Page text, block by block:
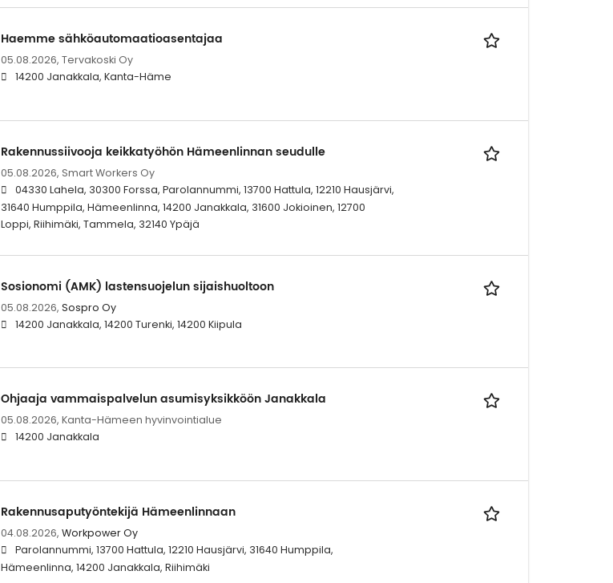
Haemme sähköautomaatioasentajaa
05.08.2026, Tervakoski Oy
14200 Janakkala, Kanta-Häme
Rakennussiivooja keikkatyöhön Hämeenlinnan seudulle
05.08.2026, Smart Workers Oy
04330 Lahela, 30300 Forssa, Parolannummi, 13700 Hattula, 12210 Hausjärvi,
31640 Humppila, Hämeenlinna, 14200 Janakkala, 31600 Jokioinen, 12700
Loppi, Riihimäki, Tammela, 32140 Ypäjä
Sosionomi (AMK) lastensuojelun sijaishuoltoon
05.08.2026, Sospro Oy
14200 Janakkala, 14200 Turenki, 14200 Kiipula
Ohjaaja vammaispalvelun asumisyksikköön Janakkala
05.08.2026, Kanta-Hämeen hyvinvointialue
14200 Janakkala
Rakennusaputyöntekijä Hämeenlinnaan
04.08.2026, Workpower Oy
Parolannummi, 13700 Hattula, 12210 Hausjärvi, 31640 Humppila,
Hämeenlinna, 14200 Janakkala, Riihimäki